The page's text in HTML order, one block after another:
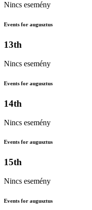
Nincs esemény
Events for augusztus
13th
Nincs esemény
Events for augusztus
14th
Nincs esemény
Events for augusztus
15th
Nincs esemény
Events for augusztus